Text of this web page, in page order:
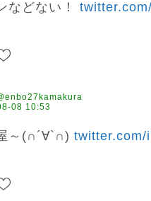
などない！
08 10:53
～(∩´∀`∩) twitter.com/